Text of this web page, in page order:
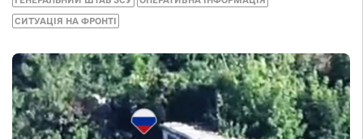
СИТУАЦІЯ НА ФРОНТІ